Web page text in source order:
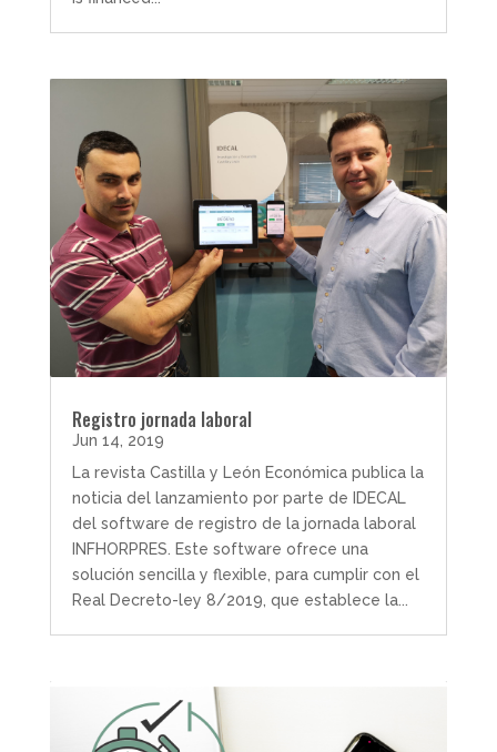
Registro jornada laboral
Jun 14, 2019
La revista Castilla y León Económica publica la
noticia del lanzamiento por parte de IDECAL
del software de registro de la jornada laboral
INFHORPRES. Este software ofrece una
solución sencilla y flexible, para cumplir con el
Real Decreto-ley 8/2019, que establece la...